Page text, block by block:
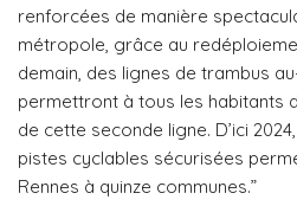
renforcées de manière
métropole, grâce au
demain, des lignes de trambus
permettront à tous les habitants
de cette seconde ligne. D’ici
pistes cyclables sécurisées
Rennes à quinze communes.”